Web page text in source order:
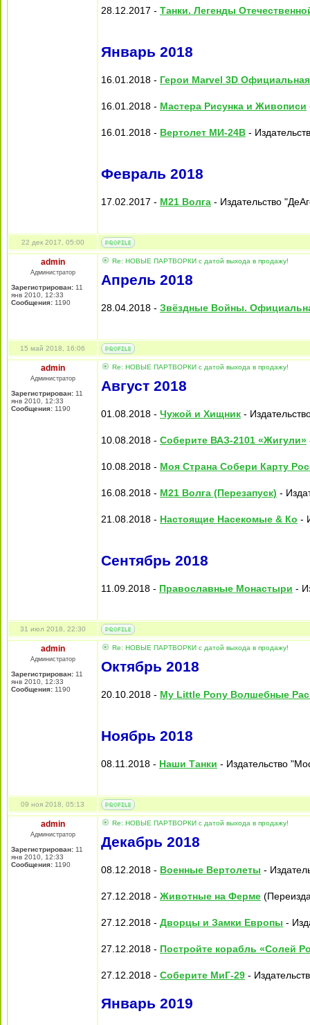
28.12.2017 - Танки. Легенды
Январь 2018
16.01.2018 - Герои Marvel 3D
16.01.2018 - Мастера Рисунка и Живописи
16.01.2018 - Вертолет МИ-24В -
Февраль 2018
17.02.2017 - М21 Волга - Издательство
22 дек 2017, 05:00
admin
Администратор
Зарегистрирован: 11
янв 2010, 12:33
Сообщения: 1190
Re: НОВЫЕ ПАРТВОРКИ с датой выхода в продажу!
Апрель 2018
28.04.2018 - Звёздные Войны.
15 май 2018, 16:06
admin
Администратор
Зарегистрирован: 11
янв 2010, 12:33
Сообщения: 1190
Re: НОВЫЕ ПАРТВОРКИ с датой выхода в продажу!
Август 2018
01.08.2018 - Чужой и Хищник -
10.08.2018 - Соберите ВАЗ-2101 «Жигули»
10.08.2018 - Моя Страна Собери Карту
16.08.2018 - М21 Волга (Перезапуск) -
21.08.2018 - Настоящие Насекомые & Ко -
Сентябрь 2018
11.09.2018 - Православные Монастыри -
31 июл 2018, 22:30
admin
Администратор
Зарегистрирован: 11
янв 2010, 12:33
Сообщения: 1190
Re: НОВЫЕ ПАРТВОРКИ с датой выхода в продажу!
Октябрь 2018
20.10.2018 - My Little Pony Волшебные
Ноябрь 2018
08.11.2018 - Наши Танки - Издательство
09 ноя 2018, 05:13
admin
Администратор
Зарегистрирован: 11
янв 2010, 12:33
Сообщения: 1190
Re: НОВЫЕ ПАРТВОРКИ с датой выхода в продажу!
Декабрь 2018
08.12.2018 - Военные Вертолеты -
27.12.2018 - Животные на Ферме
27.12.2018 - Дворцы и Замки Европы -
27.12.2018 - Постройте корабль «Солей
27.12.2018 - Соберите МиГ-29 -
Январь 2019